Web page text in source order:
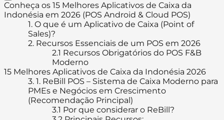
Conheça os 15 Melhores Aplicativos de Caixa da
Indonésia em 2026 (POS Android & Cloud POS)
1. O que é um Aplicativo de Caixa (Point of
Sales)?
2. Recursos Essenciais de um POS em 2026
2.1 Recursos Obrigatórios do POS F&B
Moderno
15 Melhores Aplicativos de Caixa da Indonésia 2026
3. 1. ReBill POS – Sistema de Caixa Moderno para
PMEs e Negócios em Crescimento
(Recomendação Principal)
3.1 Por que considerar o ReBill?